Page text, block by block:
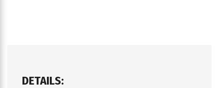
DETAILS: